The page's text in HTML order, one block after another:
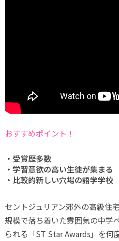
おすすめポイント！
・受賞歴多数
・学習意欲の高い生徒が集まる
・比較的新しい穴場の語学学校
セントジュリアン郊外の高級住
規模で落ち着いた雰囲気の中学
られる「ST Star Awards」を何